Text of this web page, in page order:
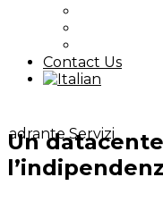
Contact Us
Un